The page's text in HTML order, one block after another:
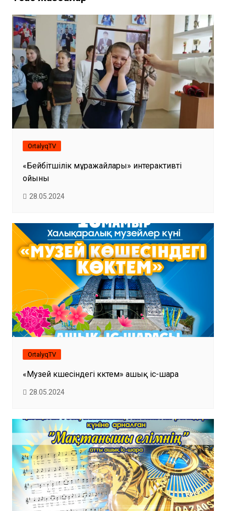
OrtalyqTV
«Бейбітшілік мұражайлары» интерактивті
ойыны
28.05.2024
OrtalyqTV
«Музей көшесіндегі көктем» ашық іс-шара
28.05.2024